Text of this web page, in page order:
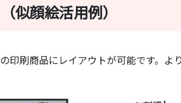
似顔絵活用例）
印刷商品にレイアウトが可能です。よ